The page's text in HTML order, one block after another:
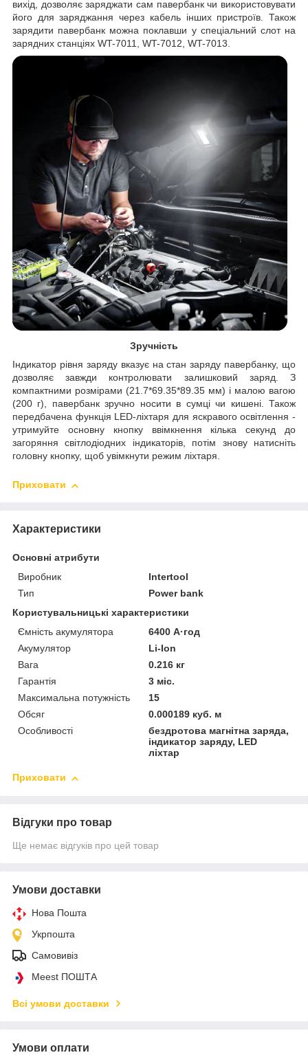
вихід, дозволяє заряджати сам павербанк чи використовувати
його для заряджання через кабель інших пристроїв. Також
зарядити павербанк можна поклавши у спеціальний слот на
зарядних станціях WT-7011, WT-7012, WT-7013.
Зручність
Індикатор рівня заряду вказує на стан заряду павербанку, що
дозволяє завжди контролювати залишковий заряд. З
компактними розмірами (21.7*69.35*89.35 мм) і малою вагою
(200 г), павербанк зручно носити в сумці чи кишені. Також
передбачена функція LED-ліхтаря для яскравого освітлення -
утримуйте основну кнопку ввімкнення кілька секунд до
загоряння світлодіодних індикаторів, потім знову натисніть
головну кнопку, щоб увімкнути режим ліхтаря.
Приховати
Характеристики
Основні атрибути
Виробник
Intertool
Тип
Power bank
Користувальницькі характеристики
Ємність акумулятора
6400 А·год
Акумулятор
Li-Ion
Вага
0.216 кг
Гарантія
3 міс.
Максимальна потужність
15
Обсяг
0.000189 куб. м
Особливості
бездротова магнітна заряда,
індикатор заряду, LED
ліхтар
Приховати
Відгуки про товар
Ще немає відгуків про цей товар
Умови доставки
Нова Пошта
Укрпошта
Самовивіз
Meest ПОШТА
Всі умови доставки
Умови оплати